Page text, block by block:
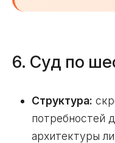
6. Суд по
Структура:
потребностей
архитектуры